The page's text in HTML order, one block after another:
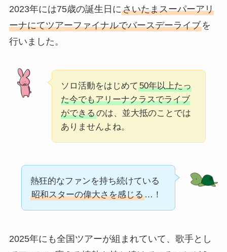
2023年には75歳の誕生日にさいたまスーパーアリ
ーナにてツアーファイナルでバースデーライブを
行いました。
ソロ活動をはじめて 50年以上たっ
た今でもアリーナクラスでライブ
ができるのは、並大抵のことでは
ありませんよね。
熱狂的なファンを持ち続けている
昭和スターの偉大さを感じる…！
2025年にも全国ツアーが組まれていて、歌手とし